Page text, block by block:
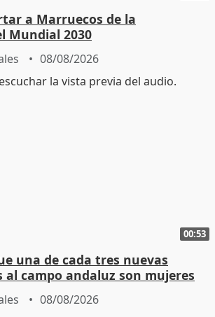
a Marruecos de la
Mundial 2030
08/08/2026
00:53
una de cada tres nuevas
al campo andaluz son mujeres
08/08/2026